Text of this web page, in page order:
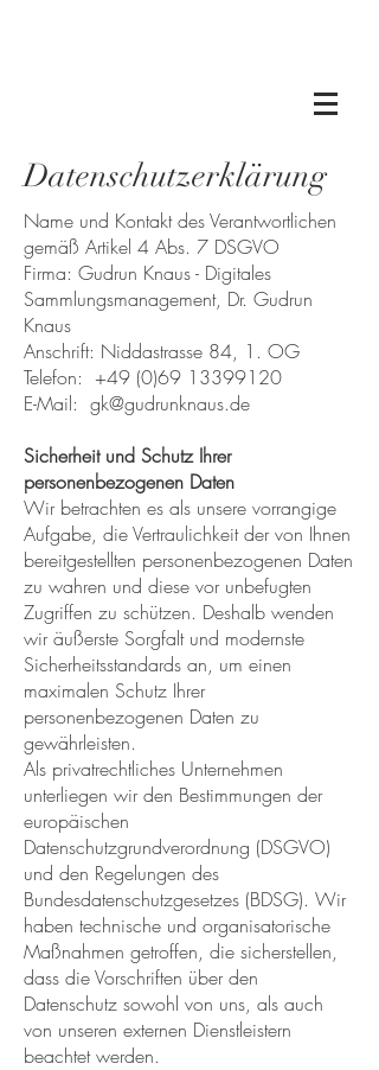
Datenschutzerklärung
Name und Kontakt des Verantwortlichen
gemäß Artikel 4 Abs. 7 DSGVO
Firma: Gudrun Knaus - Digitales
Sammlungsmanagement, Dr. Gudrun
Knaus
Anschrift: Niddastrasse 84, 1. OG
Telefon: +49 (0)69 13399120
E-Mail: gk@gudrunknaus.de
Sicherheit und Schutz Ihrer
personenbezogenen Daten
Wir betrachten es als unsere vorrangige
Aufgabe, die Vertraulichkeit der von Ihnen
bereitgestellten personenbezogenen Daten
zu wahren und diese vor unbefugten
Zugriffen zu schützen. Deshalb wenden
wir äußerste Sorgfalt und modernste
Sicherheitsstandards an, um einen
maximalen Schutz Ihrer
personenbezogenen Daten zu
gewährleisten.
Als privatrechtliches Unternehmen
unterliegen wir den Bestimmungen der
europäischen
Datenschutzgrundverordnung (DSGVO)
und den Regelungen des
Bundesdatenschutzgesetzes (BDSG). Wir
haben technische und organisatorische
Maßnahmen getroffen, die sicherstellen,
dass die Vorschriften über den
Datenschutz sowohl von uns, als auch
von unseren externen Dienstleistern
beachtet werden.